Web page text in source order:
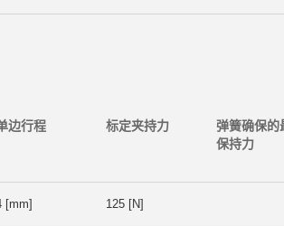
边行程 标定夹持力
弹簧确保的
保持力
[mm] 125 [N]